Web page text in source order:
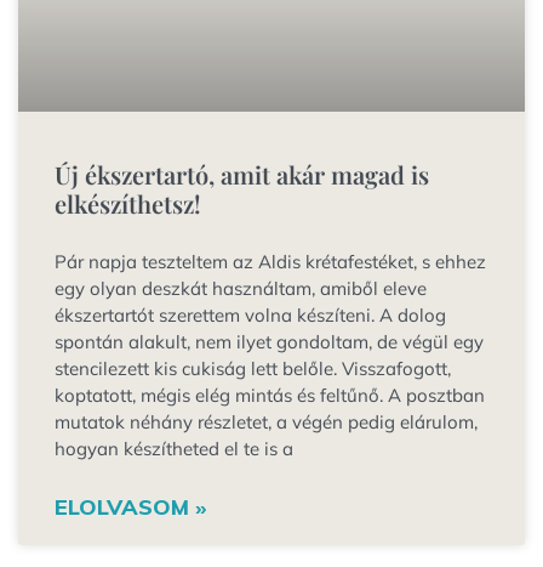
Új ékszertartó, amit akár magad is
elkészíthetsz!
Pár napja teszteltem az Aldis krétafestéket, s ehhez
egy olyan deszkát használtam, amiből eleve
ékszertartót szerettem volna készíteni. A dolog
spontán alakult, nem ilyet gondoltam, de végül egy
stencilezett kis cukiság lett belőle. Visszafogott,
koptatott, mégis elég mintás és feltűnő. A posztban
mutatok néhány részletet, a végén pedig elárulom,
hogyan készítheted el te is a
ELOLVASOM »